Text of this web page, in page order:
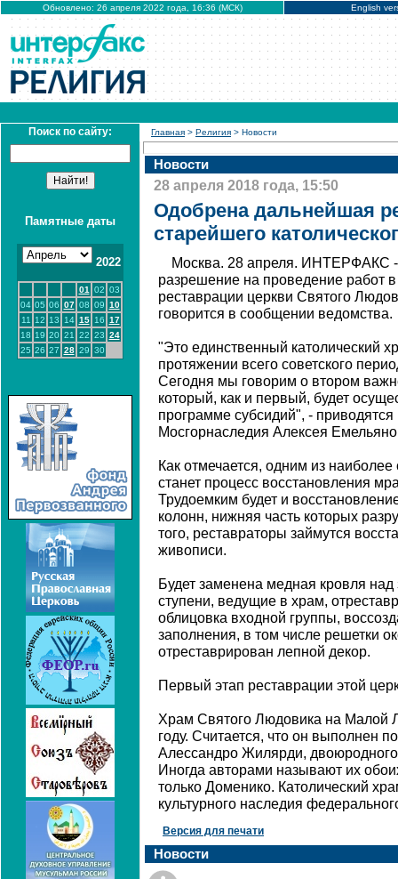
Обновлено: 26 апреля 2022 года, 16:36 (МСК) English
Поиск по сайту:
Памятные даты
2022
01 02 03
04 05 06 07 08 09 10
11
12 13 14 15 16 17
18 19 20 21 22 23 24
25 26 27 28 29 30
Главная > Религия > Новости
Новости
28 апреля 2018 года, 15:50
Одобрена дальнейшая
старейшего
Москва. 28 апреля. ИНТЕРФАКС
разрешение на проведение работ в
реставрации церкви Святого
говорится в сообщении ведомства.
"Это единственный католический
протяжении всего советского
Сегодня мы говорим о втором
который, как и первый, будет
программе субсидий", -
Мосгорнаследия Алексея
Как отмечается, одним из
станет процесс восстановления
Трудоемким будет и
колонн, нижняя часть которых
того, реставраторы займутся
живописи.
Будет заменена медная кровля
ступени, ведущие в храм,
облицовка входной группы,
заполнения, в том числе решетки
отреставрирован лепной декор.
Первый этап реставрации этой
Храм Святого Людовика на Малой
году. Считается, что он выполнен
Алессандро Жилярди,
Иногда авторами называют их
только Доменико. Католический
культурного наследия
Версия для печати
Новости